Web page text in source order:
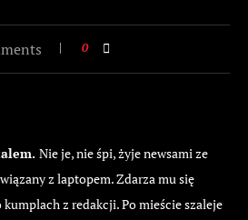
0
Nie je, nie śpi, żyje newsami ze
z laptopem. Zdarza mu się
kumplach z redakcji. Po mieście szaleje